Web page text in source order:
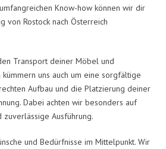
Know-how können wir dir
von Rostock nach Österreich
Transport deiner Möbel und
kümmern uns auch um eine sorgfältige
Aufbau und die Platzierung deiner
Dabei achten wir besonders auf
Ausführung.
und Bedürfnisse im Mittelpunkt. Wir